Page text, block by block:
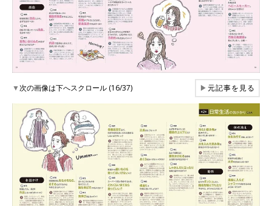
▼次の画像は下へスクロール (16/37) ▶元記事を見る